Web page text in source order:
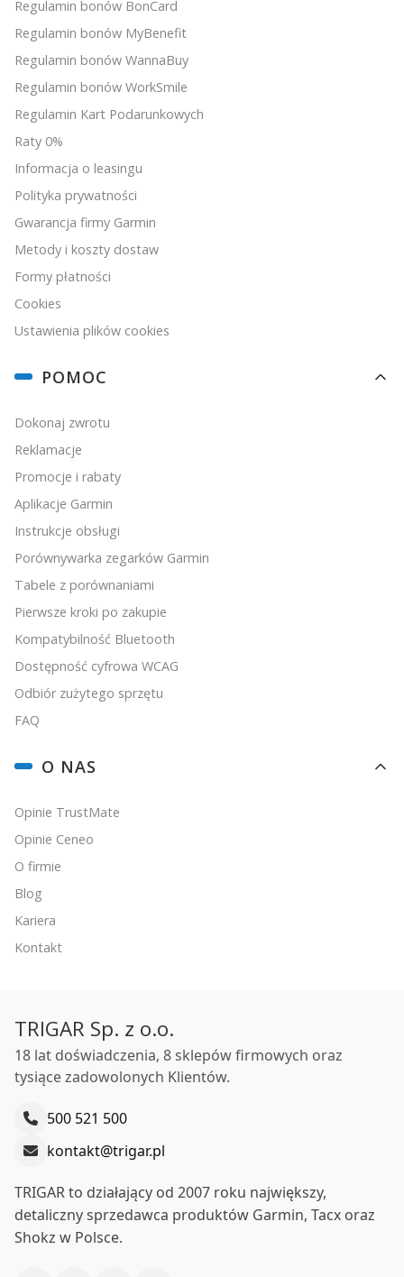
Regulamin bonów BonCard
Regulamin bonów MyBenefit
Regulamin bonów WannaBuy
Regulamin bonów WorkSmile
Regulamin Kart Podarunkowych
Raty 0%
Informacja o leasingu
Polityka prywatności
Gwarancja firmy Garmin
Metody i koszty dostaw
Formy płatności
Cookies
Ustawienia plików cookies
POMOC
Dokonaj zwrotu
Reklamacje
Promocje i rabaty
Aplikacje Garmin
Instrukcje obsługi
Porównywarka zegarków Garmin
Tabele z porównaniami
Pierwsze kroki po zakupie
Kompatybilność Bluetooth
Dostępność cyfrowa WCAG
Odbiór zużytego sprzętu
FAQ
O NAS
Opinie TrustMate
Opinie Ceneo
O firmie
Blog
Kariera
Kontakt
TRIGAR Sp. z o.o.
18 lat doświadczenia, 8 sklepów firmowych oraz
tysiące zadowolonych Klientów.
500 521 500
kontakt@trigar.pl
TRIGAR to działający od 2007 roku największy,
detaliczny sprzedawca produktów Garmin, Tacx oraz
Shokz w Polsce.